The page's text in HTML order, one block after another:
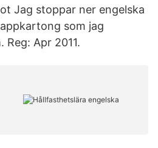
Jag stoppar ner engelska
som jag
Apr 2011.